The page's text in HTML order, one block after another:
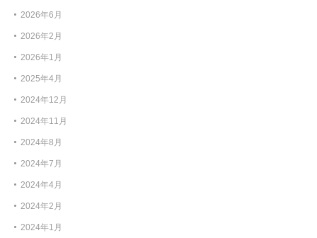
2026年6月
2026年2月
2026年1月
2025年4月
2024年12月
2024年11月
2024年8月
2024年7月
2024年4月
2024年2月
2024年1月